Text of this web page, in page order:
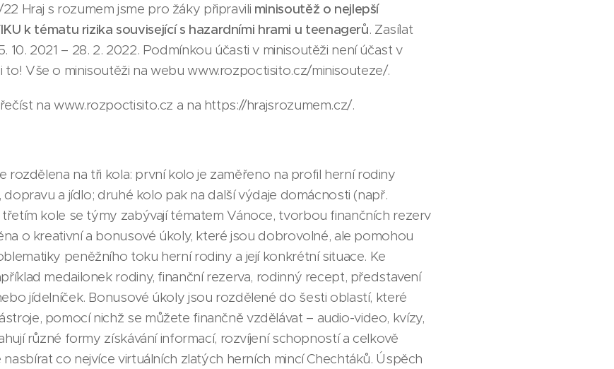
Hraj s rozumem jsme pro žáky připravili minisoutěž o nejlepší
k tématu rizika související s hazardními hrami u teenagerů. Zasílat
2021 – 28. 2. 2022. Podmínkou účasti v minisoutěži není účast v
to! Vše o minisoutěži na webu www.rozpoctisito.cz/minisouteze/.
na www.rozpoctisito.cz a na https://hrajsrozumem.cz/.
rozdělena na tři kola: první kolo je zaměřeno na profil herní rodiny
dopravu a jídlo; druhé kolo pak na další výdaje domácnosti (např.
třetím kole se týmy zabývají tématem Vánoce, tvorbou finančních rezerv
o kreativní a bonusové úkoly, které jsou dobrovolné, ale pomohou
peněžního toku herní rodiny a její konkrétní situace. Ke
medailonek rodiny, finanční rezerva, rodinný recept, představení
jídelníček. Bonusové úkoly jsou rozdělené do šesti oblastí, které
pomocí nichž se můžete finančně vzdělávat – audio-video, kvízy,
různé formy získávání informací, rozvíjení schopností a celkově
co nejvíce virtuálních zlatých herních mincí Chechtáků. Úspěch